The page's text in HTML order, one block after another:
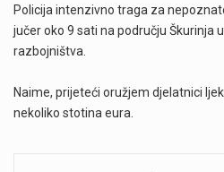
Policija intenzivno traga za
jučer oko 9 sati na području Škurinja
razbojništva.
Naime, prijeteći oružjem djelatnici
nekoliko stotina eura.